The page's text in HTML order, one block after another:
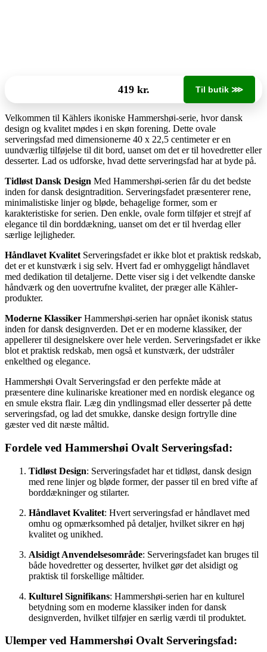
419 kr. Til butik ⋙
Velkommen til Kählers ikoniske Hammershøi-serie, hvor dansk
design og kvalitet mødes i en skøn forening. Dette ovale
serveringsfad med dimensionerne 40 x 22,5 centimeter er en
uundværlig tilføjelse til dit bord, uanset om det er til hovedretter eller
desserter. Lad os udforske, hvad dette serveringsfad har at byde på.
Tidløst Dansk Design Med Hammershøi-serien får du det bedste
inden for dansk designtradition. Serveringsfadet præsenterer rene,
minimalistiske linjer og bløde, behagelige former, som er
karakteristiske for serien. Den enkle, ovale form tilføjer et strejf af
elegance til din borddækning, uanset om det er til hverdag eller
særlige lejligheder.
Håndlavet Kvalitet Serveringsfadet er ikke blot et praktisk redskab,
det er et kunstværk i sig selv. Hvert fad er omhyggeligt håndlavet
med dedikation til detaljerne. Dette viser sig i det velkendte danske
håndværk og den uovertrufne kvalitet, der præger alle Kähler-
produkter.
Moderne Klassiker Hammershøi-serien har opnået ikonisk status
inden for dansk designverden. Det er en moderne klassiker, der
appellerer til designelskere over hele verden. Serveringsfadet er ikke
blot et praktisk redskab, men også et kunstværk, der udstråler
enkelthed og elegance.
Hammershøi Ovalt Serveringsfad er den perfekte måde at
præsentere dine kulinariske kreationer med en nordisk elegance og
en smule ekstra flair. Læg din yndlingsmad eller desserter på dette
serveringsfad, og lad det smukke, danske design fortrylle dine
gæster ved dit næste måltid.
Fordele ved Hammershøi Ovalt Serveringsfad:
Tidløst Design: Serveringsfadet har et tidløst, dansk design
med rene linjer og bløde former, der passer til en bred vifte af
borddækninger og stilarter.
Håndlavet Kvalitet: Hvert serveringsfad er håndlavet med
omhu og opmærksomhed på detaljer, hvilket sikrer en høj
kvalitet og unikhed.
Alsidigt Anvendelsesområde: Serveringsfadet kan bruges til
både hovedretter og desserter, hvilket gør det alsidigt og
praktisk til forskellige måltider.
Kulturel Signifikans: Hammershøi-serien har en kulturel
betydning som en moderne klassiker inden for dansk
designverden, hvilket tilføjer en særlig værdi til produktet.
Ulemper ved Hammershøi Ovalt Serveringsfad: